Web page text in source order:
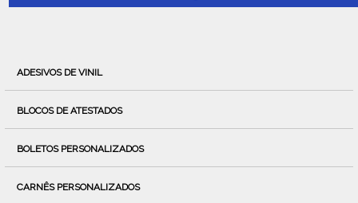
ADESIVOS DE VINIL
BLOCOS DE ATESTADOS
BOLETOS PERSONALIZADOS
CARNÊS PERSONALIZADOS